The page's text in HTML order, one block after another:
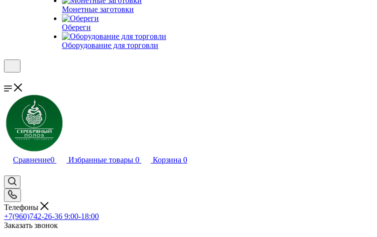
Монетные заготовки
Обереги
Оборудование для торговли
Сравнение0 Избранные товары 0 Корзина 0
Телефоны
+7(960)742-26-36 9:00-18:00
Заказать звонок